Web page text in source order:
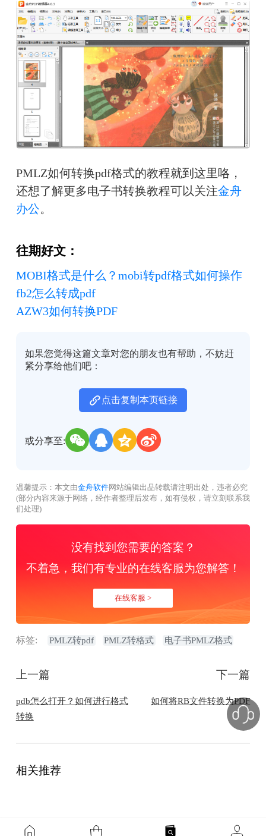
PMLZ如何转换pdf格式的教程就到这里咯，
还想了解更多电子书转换教程可以关注金舟
办公。
往期好文：
MOBI格式是什么？mobi转pdf格式如何操作
fb2怎么转成pdf
AZW3如何转换PDF
如果您觉得这篇文章对您的朋友也有帮助，不妨赶
紧分享给他们吧：
点击复制本页链接
或分享至:
温馨提示：本文由金舟软件网站编辑出品转载请注明出处，违者必究
(部分内容来源于网络，经作者整理后发布，如有侵权，请立刻联系我
们处理)
没有找到您需要的答案？
不着急，我们有专业的在线客服为您解答！
在线客服 >
标签: PMLZ转pdf PMLZ转格式 电子书PMLZ格式
上一篇
pdb怎么打开？如何进行格式
转换
下一篇
如何将RB文件转换为PDF
相关推荐